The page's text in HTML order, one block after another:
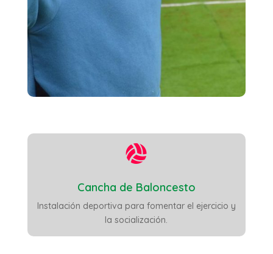

Cancha de Baloncesto
Instalación deportiva para fomentar el ejercicio y
la socialización.